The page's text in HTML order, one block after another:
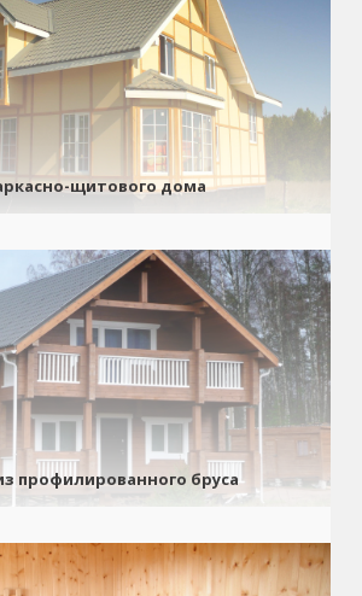
щитового дома
профилированного бруса